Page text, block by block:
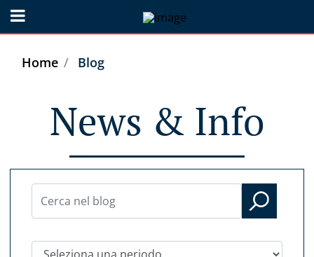
Open menu
Home Blog
News & Info
Seleziona una periodo